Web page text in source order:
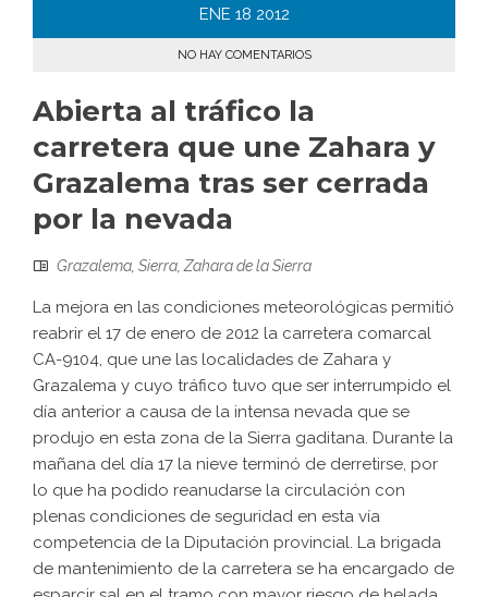
ENE 18 2012
NO HAY COMENTARIOS
Abierta al tráfico la
carretera que une Zahara y
Grazalema tras ser cerrada
por la nevada
Grazalema, Sierra,Zahara de la Sierra
La mejora en las condiciones meteorológicas permitió
reabrir el 17 de enero de 2012 la carretera comarcal
CA-9104, que une las localidades de Zahara y
Grazalema y cuyo tráfico tuvo que ser interrumpido el
día anterior a causa de la intensa nevada que se
produjo en esta zona de la Sierra gaditana. Durante la
mañana del día 17 la nieve terminó de derretirse, por
lo que ha podido reanudarse la circulación con
plenas condiciones de seguridad en esta vía
competencia de la Diputación provincial. La brigada
de mantenimiento de la carretera se ha encargado de